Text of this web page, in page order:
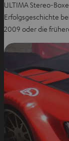
ULTIMA Stereo-
Erfolgsgeschichte
2009 oder die